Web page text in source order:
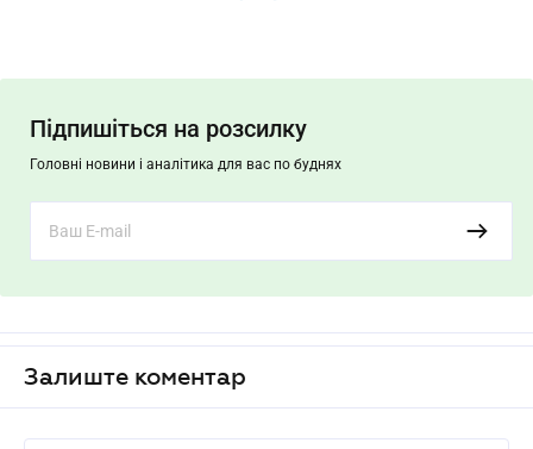
Підпишіться на розсилку
Головні новини і аналітика для вас по буднях
Залиште коментар